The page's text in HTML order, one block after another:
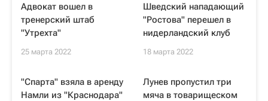
Адвокат вошел в
тренерский штаб
"Утрехта"
25 марта 2022
Шведский нападающий
"Ростова" перешел в
нидерландский клуб
18 марта 2022
"Спарта" взяла в аренду
Намли из "Краснодара"
Лунев пропустил три
мяча в товарищеском